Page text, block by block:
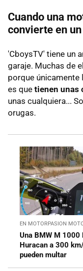
Cuando una
convierte en
'CboysTV' tiene un
garaje. Muchas de
porque únicamente
es que tienen unas
unas cualquiera...
orugas.
EN MOTORPASION
Una BMW M 1000
Huracan a 300
pueden multar